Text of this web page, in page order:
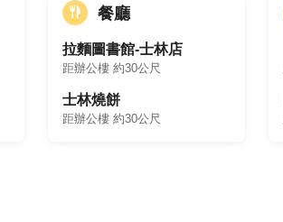
賞屋專線:
餐廳
拉麵圖書館-士林店
距辦公樓 約30公尺
士林燒餅
距辦公樓 約30公尺